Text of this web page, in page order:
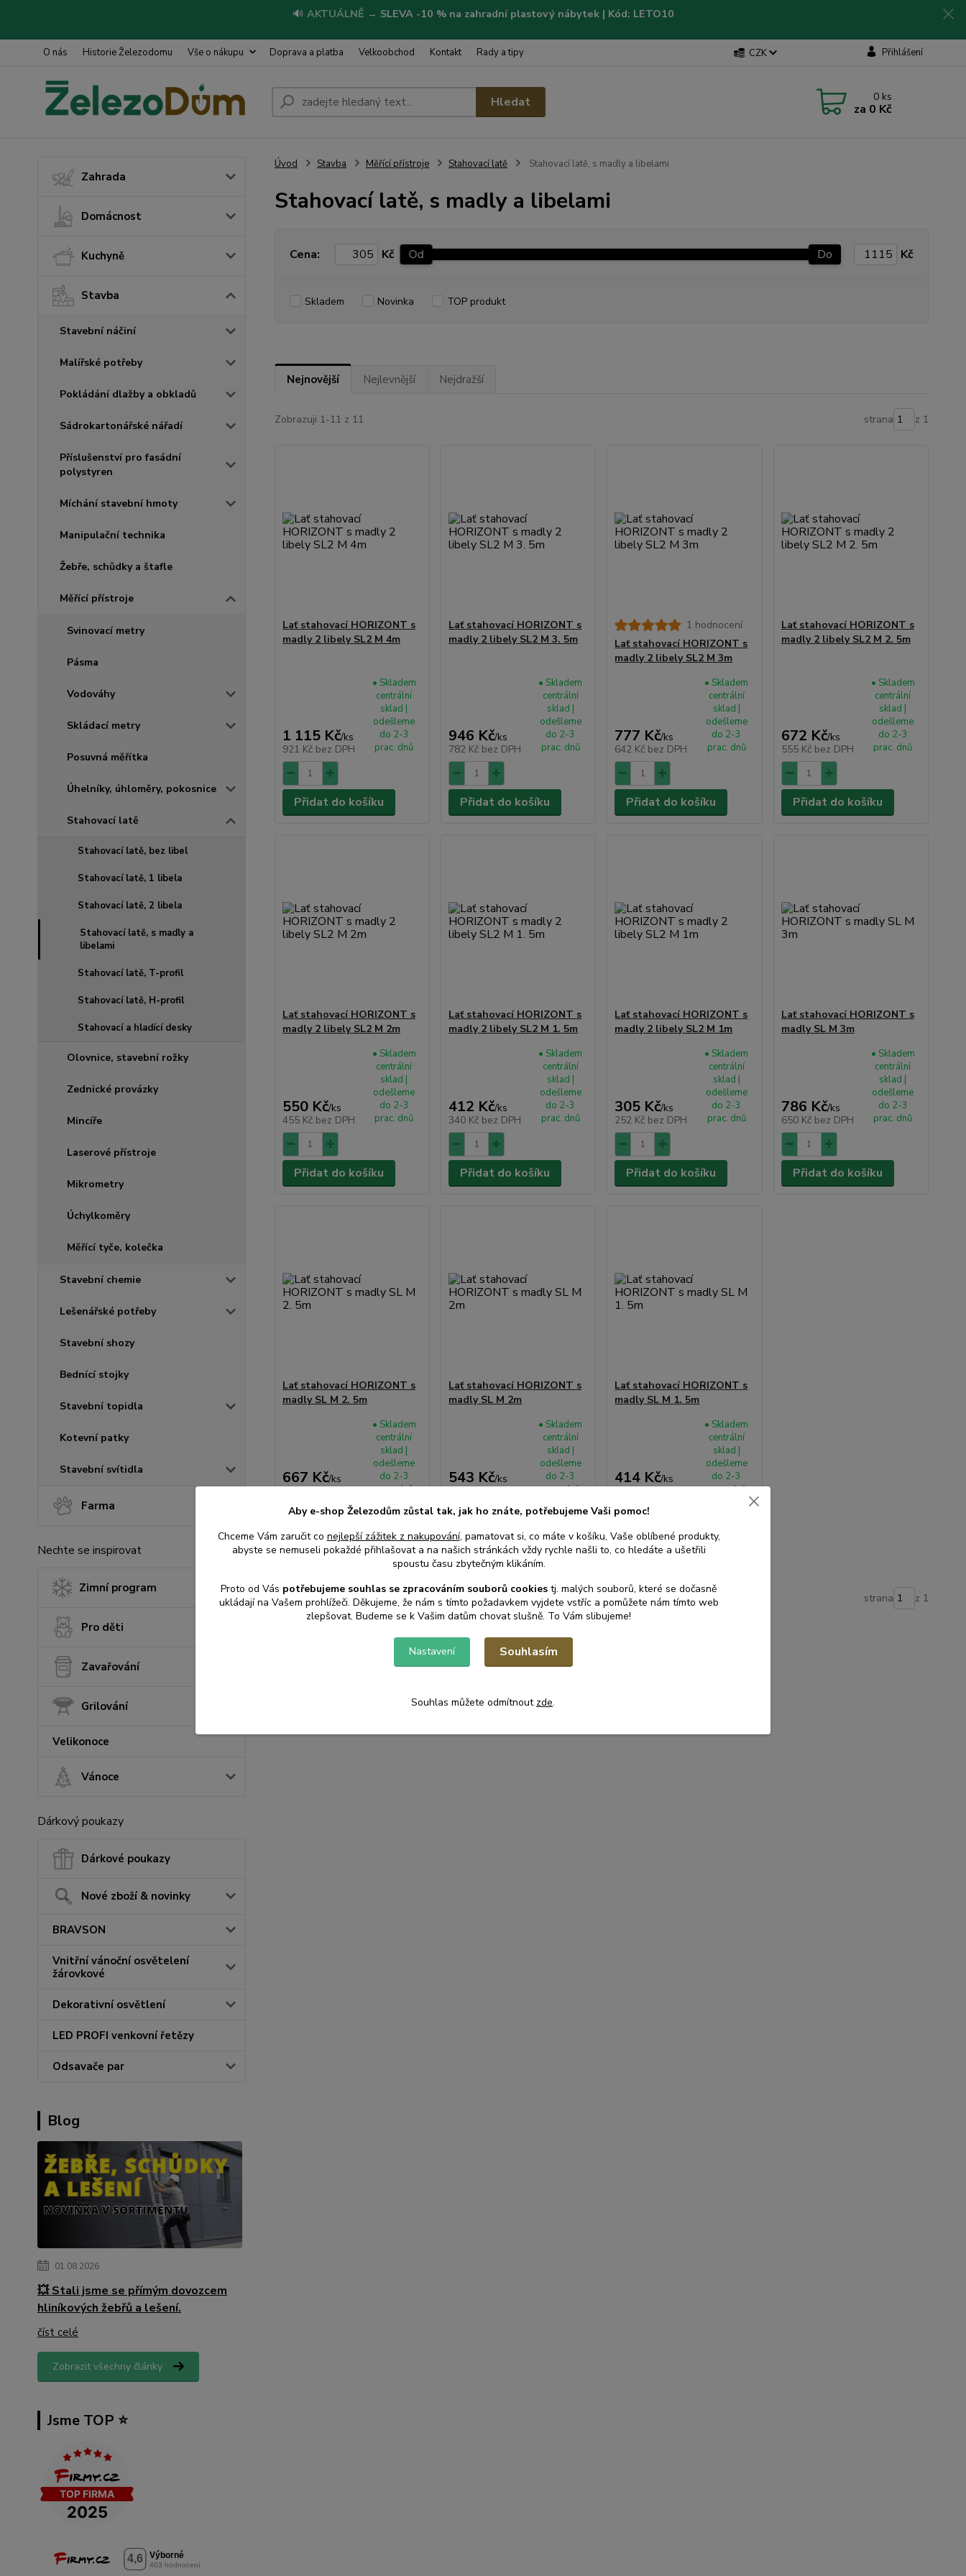
🔊 AKTUÁLNĚ → SLEVA -10 % na zahradní plastový nábytek | Kód: LETO10
O nás Historie Železodomu Vše o nákupu Doprava a platba Velkoobchod Kontakt Rady a tipy CZK Přihlášení
Hledat 0 ks
za 0 Kč
Zahrada
Domácnost
Kuchyně
Stavba
Stavební náčiní
Malířské potřeby
Pokládání dlažby a obkladů
Sádrokartonářské nářadí
Příslušenství pro fasádní
polystyren
Míchání stavební hmoty
Manipulační technika
Žebře, schůdky a štafle
Měřící přístroje
Svinovací metry
Pásma
Vodováhy
Skládací metry
Posuvná měřítka
Úhelníky, úhloměry, pokosnice
Stahovací latě
Stahovací latě, bez libel
Stahovací latě, 1 libela
Stahovací latě, 2 libela
Stahovací latě, s madly a
libelami
Stahovací latě, T-profil
Stahovací latě, H-profil
Stahovací a hladící desky
Olovnice, stavební rožky
Zednické provázky
Mincíře
Laserové přístroje
Mikrometry
Úchylkoměry
Měřící tyče, kolečka
Stavební chemie
Lešenářské potřeby
Stavební shozy
Bednící stojky
Stavební topidla
Kotevní patky
Stavební svítidla
Farma
Nechte se inspirovat
Zimní program
Pro děti
Zavařování
Grilování
Velikonoce
Vánoce
Dárkový poukazy
Dárkové poukazy
Nové zboží & novinky
BRAVSON
Vnitřní vánoční osvětelení
žárovkové
Dekorativní osvětlení
LED PROFI venkovní řetězy
Odsavače par
Blog
01.08.2026
💥 Stali jsme se přímým dovozcem
hliníkových žebřů a lešení.
číst celé
Zobrazit všechny články
Jsme TOP ⭐️
Úvod Stavba Měřící přístroje Stahovací latě Stahovací latě, s madly a libelami
Stahovací latě, s madly a libelami
Cena: Kč Od Do Kč
Skladem Novinka TOP produkt
Nejnovější Nejlevnější Nejdražší
Zobrazuji 1-11 z 11 strana z 1
Lať stahovací HORIZONT s
madly 2 libely SL2 M 4m
1 115 Kč/ks
921 Kč bez DPH
• Skladem
centrální
sklad |
odešleme
do 2-3
prac. dnů
Přidat do košíku
Lať stahovací HORIZONT s
madly 2 libely SL2 M 3. 5m
946 Kč/ks
782 Kč bez DPH
• Skladem
centrální
sklad |
odešleme
do 2-3
prac. dnů
Přidat do košíku
1 hodnocení
Lať stahovací HORIZONT s
madly 2 libely SL2 M 3m
777 Kč/ks
642 Kč bez DPH
• Skladem
centrální
sklad |
odešleme
do 2-3
prac. dnů
Přidat do košíku
Lať stahovací HORIZONT s
madly 2 libely SL2 M 2. 5m
672 Kč/ks
555 Kč bez DPH
• Skladem
centrální
sklad |
odešleme
do 2-3
prac. dnů
Přidat do košíku
Lať stahovací HORIZONT s
madly 2 libely SL2 M 2m
550 Kč/ks
455 Kč bez DPH
• Skladem
centrální
sklad |
odešleme
do 2-3
prac. dnů
Přidat do košíku
Lať stahovací HORIZONT s
madly 2 libely SL2 M 1. 5m
412 Kč/ks
340 Kč bez DPH
• Skladem
centrální
sklad |
odešleme
do 2-3
prac. dnů
Přidat do košíku
Lať stahovací HORIZONT s
madly 2 libely SL2 M 1m
305 Kč/ks
252 Kč bez DPH
• Skladem
centrální
sklad |
odešleme
do 2-3
prac. dnů
Přidat do košíku
Lať stahovací HORIZONT s
madly SL M 3m
786 Kč/ks
650 Kč bez DPH
• Skladem
centrální
sklad |
odešleme
do 2-3
prac. dnů
Přidat do košíku
Lať stahovací HORIZONT s
madly SL M 2. 5m
667 Kč/ks
551 Kčbez DPH
• Skladem
centrální
sklad |
odešleme
do 2-3
prac. dnů
Přidat do košíku
Lať stahovací HORIZONT s
madly SL M 2m
543 Kč/ks
449 Kčbez DPH
• Skladem
centrální
sklad |
odešleme
do 2-3
prac. dnů
Přidat do košíku
Lať stahovací HORIZONT s
madly SL M 1. 5m
414 Kč/ks
342 Kčbez DPH
• Skladem
centrální
sklad |
odešleme
do 2-3
prac. dnů
Přidat do košíku
strana z 1
Aby e-shop Železodům zůstal tak, jak ho znáte, potřebujeme Vaši pomoc!
Chceme Vám zaručit co nejlepší zážitek z nakupování, pamatovat si, co máte v košíku, Vaše oblíbené produkty,
abyste se nemuseli pokaždé přihlašovat a na našich stránkách vždy rychle našli to, co hledáte a ušetřili
spoustu času zbytečným klikáním.
Proto od Vás potřebujeme souhlas se zpracováním souborů cookies tj. malých souborů, které se dočasně
ukládají na Vašem prohlížeči. Děkujeme, že nám s tímto požadavkem vyjdete vstříc a pomůžete nám tímto web
zlepšovat. Budeme se k Vašim datům chovat slušně. To Vám slibujeme!
Nastavení Souhlasím
Souhlas můžete odmítnout zde.